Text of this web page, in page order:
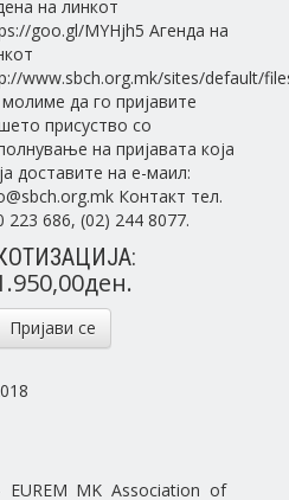
на линкот
goo.gl/MYHjh5 Агенда на
www.sbch.org.mk/sites/default/
да го пријавите
присуство со
на пријавата која
доставите на е-маил:
Контакт тел.
223 686, (02) 244 8077.
Пријави се
MK Association of